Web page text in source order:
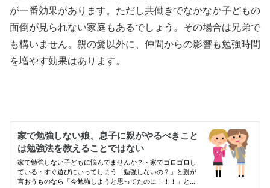
が一番効果があります。ただし共働きでなかなか子どもの
面倒が見られない家庭もあるでしょう。その場合は兄弟で
も構いません。親の愛以外に、仲間からの影響も勉強時間
を増やす効果はあります。